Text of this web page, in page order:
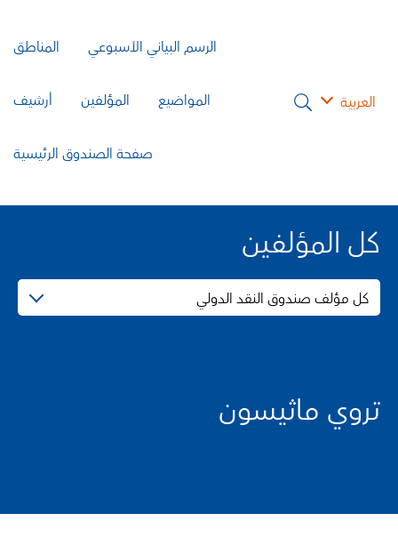
العربية
الرسم البياني الأسبوعي المناطق
المواضيع المؤلفين أرشيف
صفحة الصندوق الرئيسية
كل المؤلفين
كل مؤلف صندوق النقد الدولي
تروي ماثيسون